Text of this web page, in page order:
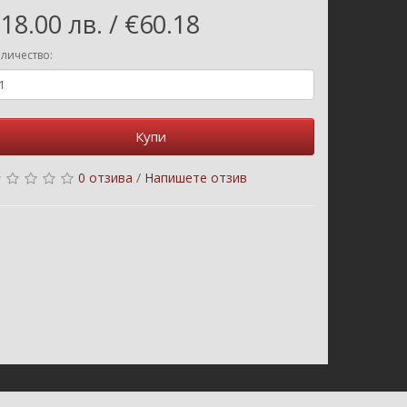
лв. / €60.18
Купи
0 отзива / Напишете отзив